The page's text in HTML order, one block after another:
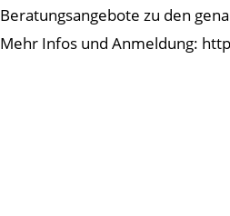
Beratungsangebote zu den
Mehr Infos und Anmeldung: